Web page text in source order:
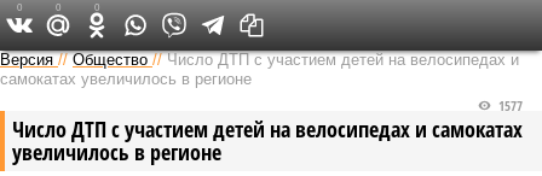
Версия в Саратове
Версия //Общество //Число ДТП с участием детей на велосипедах и
самокатах увеличилось в регионе
Число ДТП с участием детей на велосипедах и самокатах
увеличилось в регионе
1577
0 0 0